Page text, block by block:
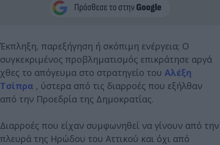
Έκπληξη, παρεξήγηση ή σκόπιμη ενέργεια; Ο
συγκεκριμένος προβληματισμός επικράτησε αργά
χθες το απόγευμα στο στρατηγείο του Αλέξη
Τσίπρα , ύστερα από τις διαρροές που εξήλθαν
από την Προεδρία της Δημοκρατίας.
Διαρροές που είχαν συμφωνηθεί να γίνουν από την
πλευρά της Ηρώδου του Αττικού και όχι από